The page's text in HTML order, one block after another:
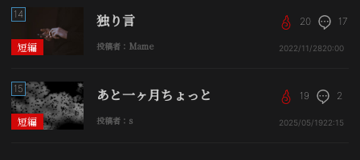
短編
14 独り言
投稿者：Mame
20 17
2022/11/2820:00
短編
15 あと一ヶ月ちょっと
投稿者：s
19 2
2025/05/1922:15